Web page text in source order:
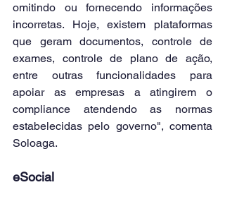
omitindo ou fornecendo informações
incorretas. Hoje, existem plataformas
que geram documentos, controle de
exames, controle de plano de ação,
entre outras funcionalidades para
apoiar as empresas a atingirem o
compliance atendendo as normas
estabelecidas pelo governo", comenta
Soloaga.
eSocial